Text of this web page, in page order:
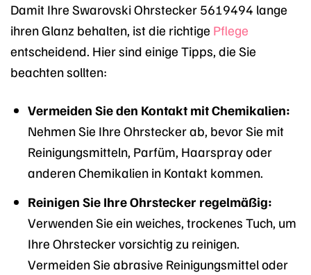
Damit Ihre Swarovski Ohrstecker 5619494 lange
ihren Glanz behalten, ist die richtige Pflege
entscheidend. Hier sind einige Tipps, die Sie
beachten sollten:
Vermeiden Sie den Kontakt mit Chemikalien:
Nehmen Sie Ihre Ohrstecker ab, bevor Sie mit
Reinigungsmitteln, Parfüm, Haarspray oder
anderen Chemikalien in Kontakt kommen.
Reinigen Sie Ihre Ohrstecker regelmäßig:
Verwenden Sie ein weiches, trockenes Tuch, um
Ihre Ohrstecker vorsichtig zu reinigen.
Vermeiden Sie abrasive Reinigungsmittel oder